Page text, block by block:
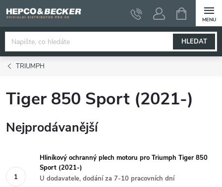
na
obsah
HLEDAT
NÁKUPNÍ
KOŠÍK
TRIUMPH
Tiger 850 Sport (2021-)
Nejprodávanější
Hliníkový ochranný plech motoru pro Triumph Tiger 850
Sport (2021-)
U dodavatele, dodání za 7-10 pracovních dní